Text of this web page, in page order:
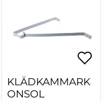
KLÄDKAMMARK
ONSOL